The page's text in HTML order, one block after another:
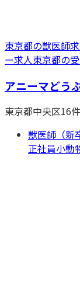
東京都の獣医師
ー求人東京都の
アニーマどう
東京都中央区16
獣医師（新
正社員小動